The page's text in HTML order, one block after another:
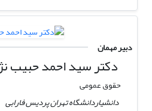
دبیر مهمان
دکتر سید احمد حبیب
حقوق عمومی
دانشیاردانشگاه تهران پردیس فارابی